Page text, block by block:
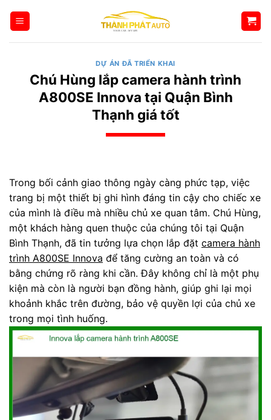
qua
DỰ ÁN ĐÃ TRIỂN KHAI
Chú Hùng lắp camera hành trình
A800SE Innova tại Quận Bình
Thạnh giá tốt
Trong bối cảnh giao thông ngày càng phức tạp, việc
trang bị một thiết bị ghi hình đáng tin cậy cho chiếc xe
của mình là điều mà nhiều chủ xe quan tâm. Chú Hùng,
một khách hàng quen thuộc của chúng tôi tại Quận
Bình Thạnh, đã tin tưởng lựa chọn lắp đặt camera hành
trình A800SE Innova để tăng cường an toàn và có
bằng chứng rõ ràng khi cần. Đây không chỉ là một phụ
kiện mà còn là người bạn đồng hành, giúp ghi lại mọi
khoảnh khắc trên đường, bảo vệ quyền lợi của chủ xe
trong mọi tình huống.